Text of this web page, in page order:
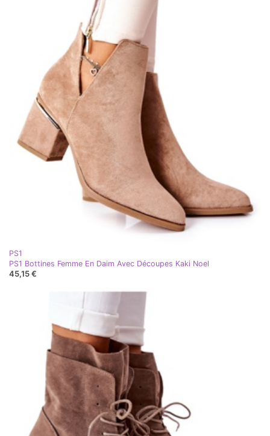
PS1
PS1 Bottines Femme En Daim Avec Découpes Kaki Noel
45,15 €